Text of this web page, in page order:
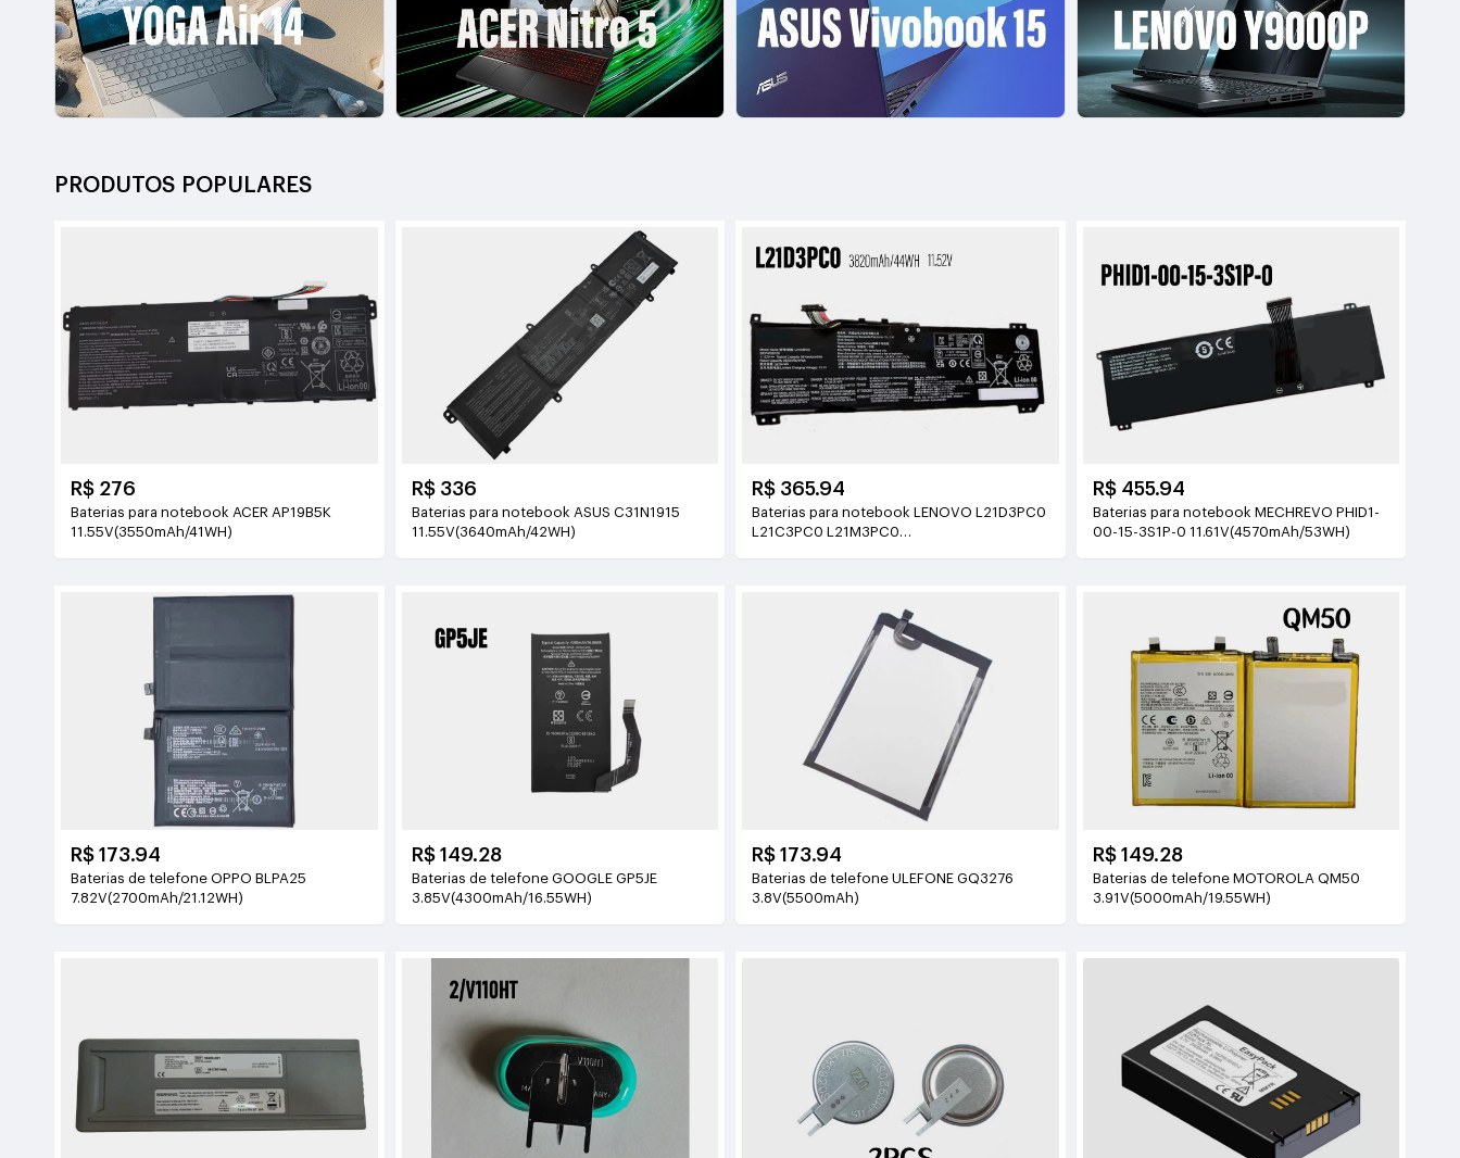
PRODUTOS POPULARES
R$ 276
Baterias para notebook ACER AP19B5K
11.55V(3550mAh/41WH)
R$ 336
Baterias para notebook ASUS C31N1915
11.55V(3640mAh/42WH)
R$ 365.94
Baterias para notebook LENOVO L21D3PC0
L21C3PC0 L21M3PC0
R$ 455.94
Baterias para notebook MECHREVO PHID1-
00-15-3S1P-0 11.61V(4570mAh/53WH)
R$ 173.94
Baterias de telefone OPPO BLPA25
7.82V(2700mAh/21.12WH)
R$ 149.28
Baterias de telefone GOOGLE GP5JE
3.85V(4300mAh/16.55WH)
R$ 173.94
Baterias de telefone ULEFONE GQ3276
3.8V(5500mAh)
R$ 149.28
Baterias de telefone MOTOROLA QM50
3.91V(5000mAh/19.55WH)